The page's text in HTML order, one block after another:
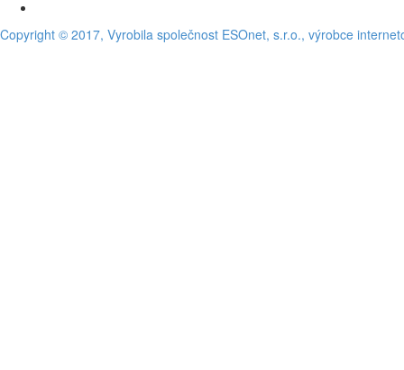
Copyright © 2017, Vyrobila společnost ESOnet, s.r.o., výrobce